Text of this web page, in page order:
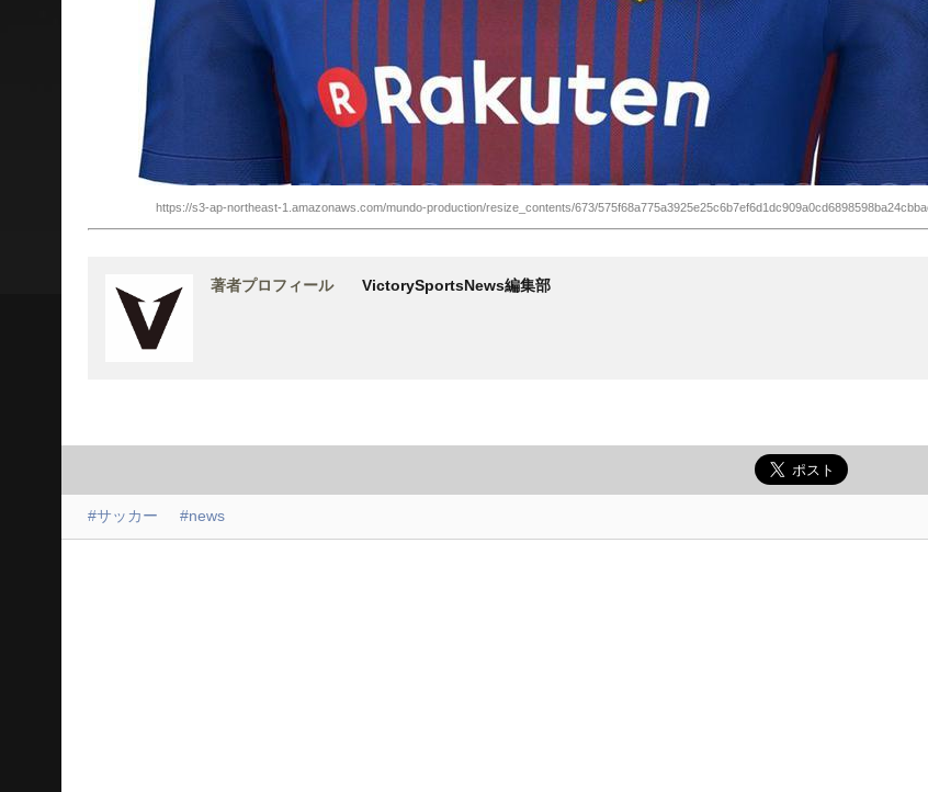
https://s3-ap-northeast-1.amazonaws.com/mundo-production/resize_contents/673/
著者プロフィール VictorySportsNews編集部
#サッカー #news